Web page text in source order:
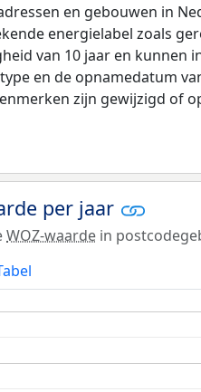
en gebouwen in
energielabel zoals
van 10 jaar en kunnen
en de opnamedatum
zijn gewijzigd of
per jaar
WOZ-waarde in